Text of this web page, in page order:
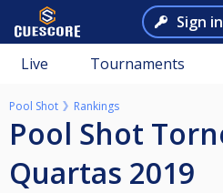
Sign in
Live Tournaments
Pool Shot Rankings
Pool Shot Torneio das
Quartas 2019